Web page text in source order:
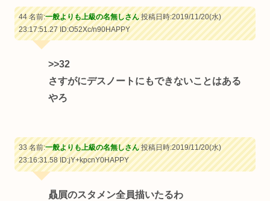
44 名前:一般よりも上級の名無しさん投稿日時:2019/11/20(水)
23:17:51.27ID:O52Xc/n90HAPPY
>>32
さすがにデスノートにもできないことはある
やろ
33 名前:一般よりも上級の名無しさん投稿日時:2019/11/20(水)
23:16:31.58ID:jY+kpcnY0HAPPY
贔屓のスタメン全員描いたるわ